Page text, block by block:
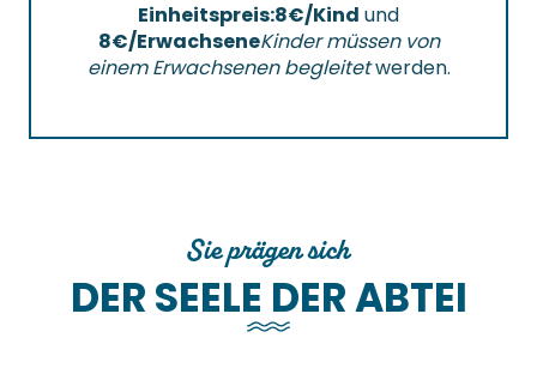
Einheitspreis:8€/Kind und
8€/ErwachseneKinder müssen von
einem Erwachsenen begleitetwerden.
Sie prägen sich
DER SEELE DER ABTEI